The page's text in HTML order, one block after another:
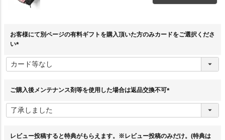
お客様にて別ページの有料ギフトを購入頂いた方のみカードをご選択くださ
い
必
須
ご購入後メンテナンス剤等を使用した場合は返品交換不可
須
レビュー投稿すると特典がもらえます。※レビュー投稿のみだけ。(特典は